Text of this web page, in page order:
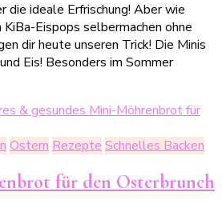
KiBa-
Eispops
ohne
Eispops-
die ideale Erfrischung! Aber wie
Eispops selbermachen ohne
dir heute unseren Trick! Die Minis
Eis! Besonders im Sommer
Ostern Rezepte Schnelles Backen
für den Osterbrunch